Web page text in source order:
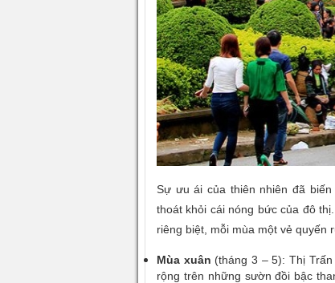
Sự ưu ái của thiên nhiên đã
thoát khỏi cái nóng bức của đô
riêng biệt, mỗi mùa một vẻ quyến
Mùa xuân (tháng 3 – 5):Thị Trấn
rộng trên những sườn đồi bậc